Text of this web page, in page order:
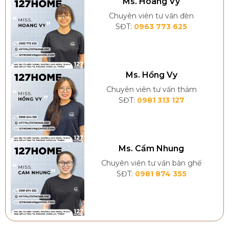
Chuyên viên tư vấn đèn
SĐT: 0963 773 625
Ms. Hồng Vy
Chuyên viên tư vấn thảm
SĐT: 0981 313 127
Ms. Cẩm Nhung
Chuyên viên tư vấn bàn ghế
SĐT: 0981 874 355
Đèn chùm phòng thờ – Ánh sáng linh thiêng, tôn
vinh không gian thờ Việt.